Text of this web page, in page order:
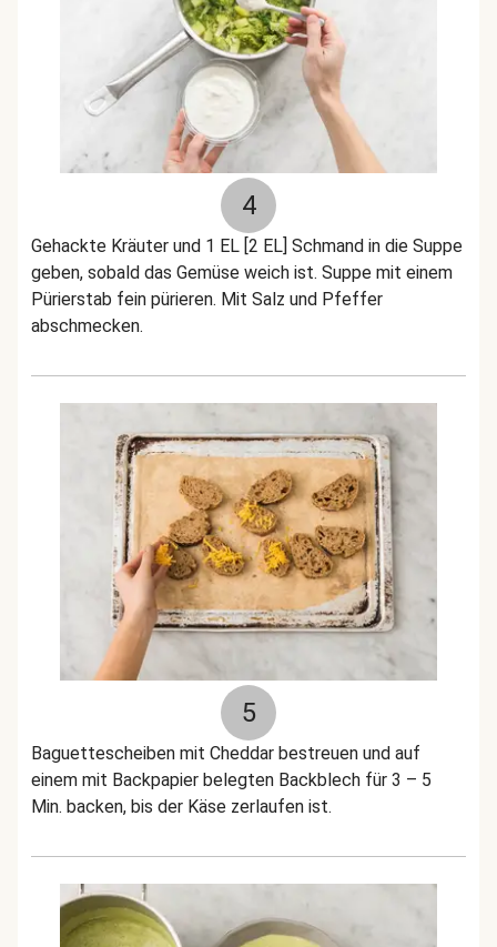
4
Gehackte Kräuter und 1 EL [2 EL] Schmand in die Suppe
geben, sobald das Gemüse weich ist. Suppe mit einem
Pürierstab fein pürieren. Mit Salz und Pfeffer
abschmecken.
5
Baguettescheiben mit Cheddar bestreuen und auf
einem mit Backpapier belegten Backblech für 3 – 5
Min. backen, bis der Käse zerlaufen ist.